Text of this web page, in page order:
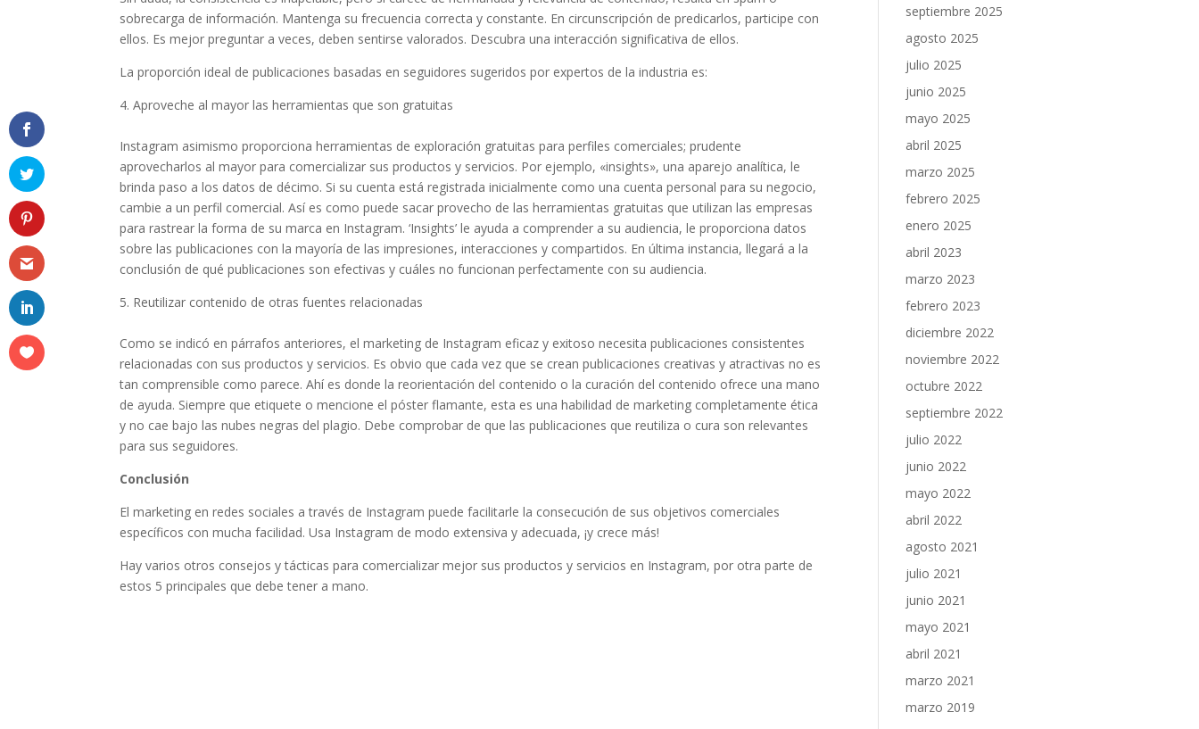
sobrecarga de información. Mantenga su frecuencia correcta y constante. En circunscripción de predicarlos, participe con
ellos. Es mejor preguntar a veces, deben sentirse valorados. Descubra una interacción significativa de ellos.
La proporción ideal de publicaciones basadas en seguidores sugeridos por expertos de la industria es:
4. Aproveche al mayor las herramientas que son gratuitas
Instagram asimismo proporciona herramientas de exploración gratuitas para perfiles comerciales; prudente
aprovecharlos al mayor para comercializar sus productos y servicios. Por ejemplo, «insights», una aparejo analítica, le
brinda paso a los datos de décimo. Si su cuenta está registrada inicialmente como una cuenta personal para su negocio,
cambie a un perfil comercial. Así es como puede sacar provecho de las herramientas gratuitas que utilizan las empresas
para rastrear la forma de su marca en Instagram. ‘Insights’ le ayuda a comprender a su audiencia, le proporciona datos
sobre las publicaciones con la mayoría de las impresiones, interacciones y compartidos. En última instancia, llegará a la
conclusión de qué publicaciones son efectivas y cuáles no funcionan perfectamente con su audiencia.
5. Reutilizar contenido de otras fuentes relacionadas
Como se indicó en párrafos anteriores, el marketing de Instagram eficaz y exitoso necesita publicaciones consistentes
relacionadas con sus productos y servicios. Es obvio que cada vez que se crean publicaciones creativas y atractivas no es
tan comprensible como parece. Ahí es donde la reorientación del contenido o la curación del contenido ofrece una mano
de ayuda. Siempre que etiquete o mencione el póster flamante, esta es una habilidad de marketing completamente ética
y no cae bajo las nubes negras del plagio. Debe comprobar de que las publicaciones que reutiliza o cura son relevantes
para sus seguidores.
Conclusión
El marketing en redes sociales a través de Instagram puede facilitarle la consecución de sus objetivos comerciales
específicos con mucha facilidad. Usa Instagram de modo extensiva y adecuada, ¡y crece más!
Hay varios otros consejos y tácticas para comercializar mejor sus productos y servicios en Instagram, por otra parte de
estos 5 principales que debe tener a mano.
septiembre 2025
agosto 2025
julio 2025
junio 2025
mayo 2025
abril 2025
marzo 2025
febrero 2025
enero 2025
abril 2023
marzo 2023
febrero 2023
diciembre 2022
noviembre 2022
octubre 2022
septiembre 2022
julio 2022
junio 2022
mayo 2022
abril 2022
agosto 2021
julio 2021
junio 2021
mayo 2021
abril 2021
marzo 2021
marzo 2019